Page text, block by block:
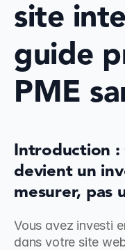
site
guide
PME
Introduction :
devient un
mesurer, pas
Vous avez investi
dans votre site